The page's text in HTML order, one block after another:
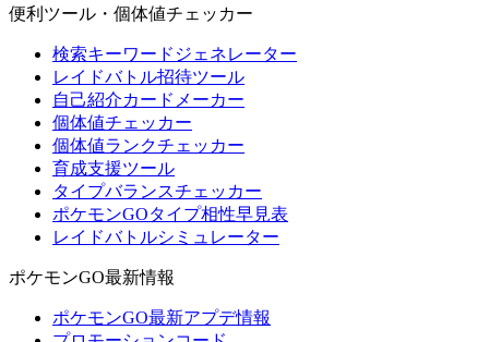
便利ツール・個体値チェッカー
検索キーワードジェネレーター
レイドバトル招待ツール
自己紹介カードメーカー
個体値チェッカー
個体値ランクチェッカー
育成支援ツール
タイプバランスチェッカー
ポケモンGOタイプ相性早見表
レイドバトルシミュレーター
ポケモンGO最新情報
ポケモンGO最新アプデ情報